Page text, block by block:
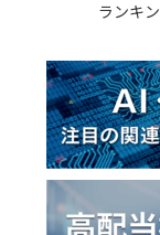
ランキ